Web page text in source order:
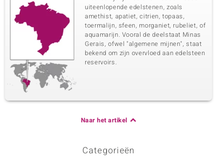
uiteenlopende edelstenen, zoals
amethist, apatiet, citrien, topaas,
toermalijn, sfeen, morganiet, rubeliet, of
aquamarijn. Vooral de deelstaat Minas
Gerais, ofwel "algemene mijnen", staat
bekend om zijn overvloed aan edelsteen
reservoirs.
Naar het artikel
Categorieën